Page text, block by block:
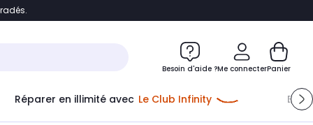
Besoin d'aide ?Me connecterPanier
Réparer en illimité avec Le Club Infinity